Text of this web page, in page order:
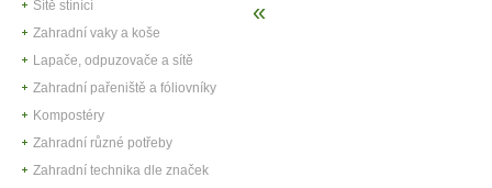
Sítě stínící
Zahradní vaky a koše
Lapače, odpuzovače a sítě
Zahradní pařeniště a fóliovníky
Kompostéry
Zahradní různé potřeby
Zahradní technika dle značek
«